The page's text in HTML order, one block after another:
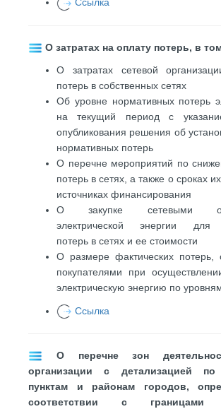
Ссылка
О затратах на оплату потерь, в
О затратах сетевой
потерь в собственных сетях
Об уровне нормативных потерь
на текущий период с
опубликования решения об
нормативных потерь
О перечне мероприятий по
потерь в сетях, а также о сроках
источниках финансирования
О закупке сетевыми
электрической энергии для
потерь в сетях и ее стоимости
О размере фактических потерь,
покупателями при
электрическую энергию по
Ссылка
О перечне зон
организации с детализацией по
пунктам и районам городов,
соответствии с границами